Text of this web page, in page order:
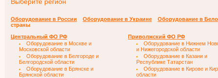
Оборудование в России Оборудование в Украине
Оборудование в
страны
Центральный ФО РФ
Оборудование в Москве и
Московской области
Оборудование в Белгороде и
Белгородской области
Оборудование в Брянске и
Брянской области
Приволжский ФО РФ
Оборудование в Нижнем
и Нижегородской области
Оборудование в Казани и
Республике Татарстан
Оборудование в Кирове и
области